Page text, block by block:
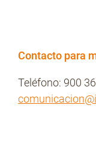
Contacto para
Teléfono: 900